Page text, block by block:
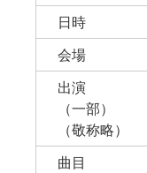
日時
会場
出演
（一部）
（敬称略）
曲目